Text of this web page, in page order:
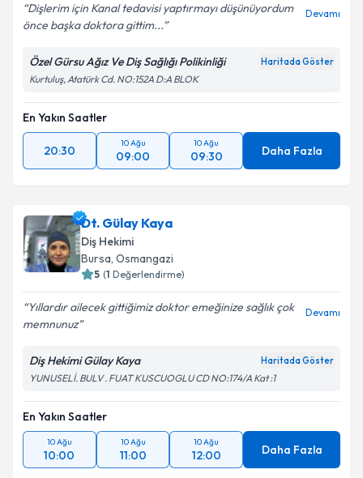
Dişlerim için Kanal tedavisi yaptırmayı düşünüyordum
önce başka doktora gittim...
Devamı
Özel Gürsu Ağız Ve Diş Sağlığı Polikinliği Haritada Göster
Kurtuluş, Atatürk Cd. NO:152A D:A BLOK
En Yakın Saatler
20:30
10 Ağu
09:00
10 Ağu
09:30 Daha Fazla
Dt. Gülay Kaya
Diş Hekimi
Bursa, Osmangazi
5 (1 Değerlendirme)
Yıllardır ailecek gittiğimiz doktor emeğinize sağlık çok
memnunuz
Devamı
Diş Hekimi Gülay Kaya Haritada Göster
YUNUSELİ. BULV . FUAT KUSCUOGLU CD NO:174/A Kat :1
En Yakın Saatler
10 Ağu
10:00
10 Ağu
11:00
10 Ağu
12:00 Daha Fazla